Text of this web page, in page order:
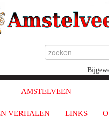
AMSTELVEEN
VERHALEN LINKS